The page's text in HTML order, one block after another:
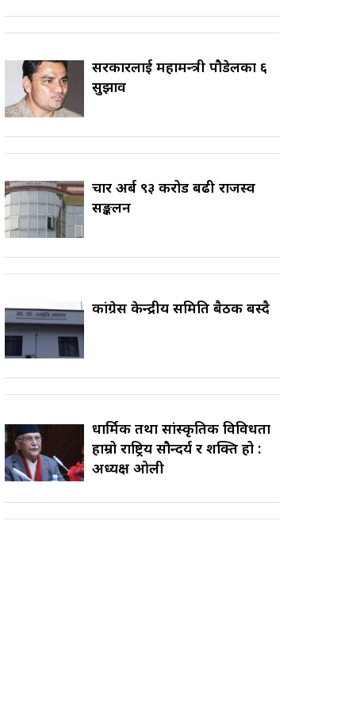
सरकारलाई महामन्त्री पौडेलका ६
सुझाव
चार अर्ब ९३ करोड बढी राजस्व
सङ्कलन
कांग्रेस केन्द्रीय समिति बैठक बस्दै
धार्मिक तथा सांस्कृतिक विविधता
हाम्रो राष्ट्रिय सौन्दर्य र शक्ति हो :
अध्यक्ष ओली